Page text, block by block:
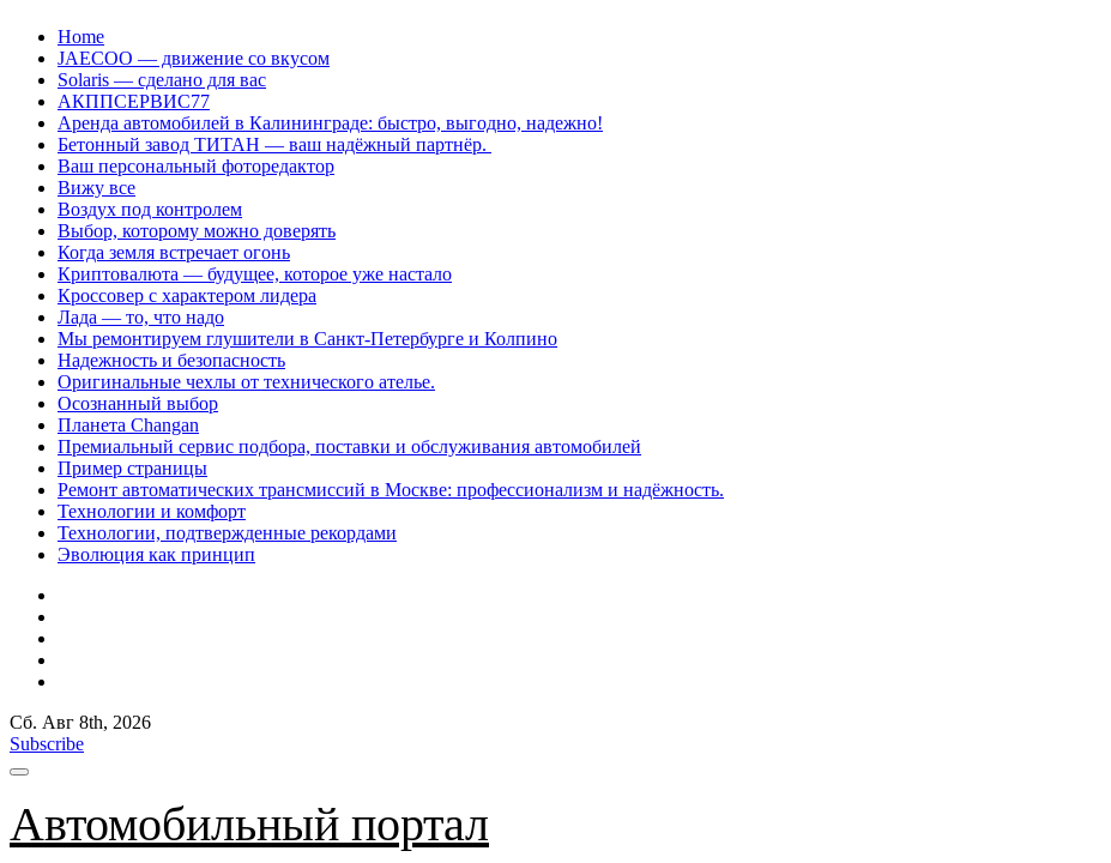
Перейти
содержанию
Home
JAECOO — движение со вкусом
Solaris — сделано для вас
АКППСЕРВИС77
Аренда автомобилей в Калининграде: быстро, выгодно, надежно!
Бетонный завод ТИТАН — ваш надёжный партнёр.
Ваш персональный фоторедактор
Вижу все
Воздух под контролем
Выбор, которому можно доверять
Когда земля встречает огонь
Криптовалюта — будущее, которое уже настало
Кроссовер с характером лидера
Лада — то, что надо
Мы ремонтируем глушители в Санкт-Петербурге и Колпино
Надежность и безопасность
Оригинальные чехлы от технического ателье.
Осознанный выбор
Планета Changan
Премиальный сервис подбора, поставки и обслуживания автомобилей
Пример страницы
Ремонт автоматических трансмиссий в Москве: профессионализм и надёжность.
Технологии и комфорт
Технологии, подтвержденные рекордами
Эволюция как принцип
Сб. Авг 8th, 2026
Subscribe
Автомобильный портал